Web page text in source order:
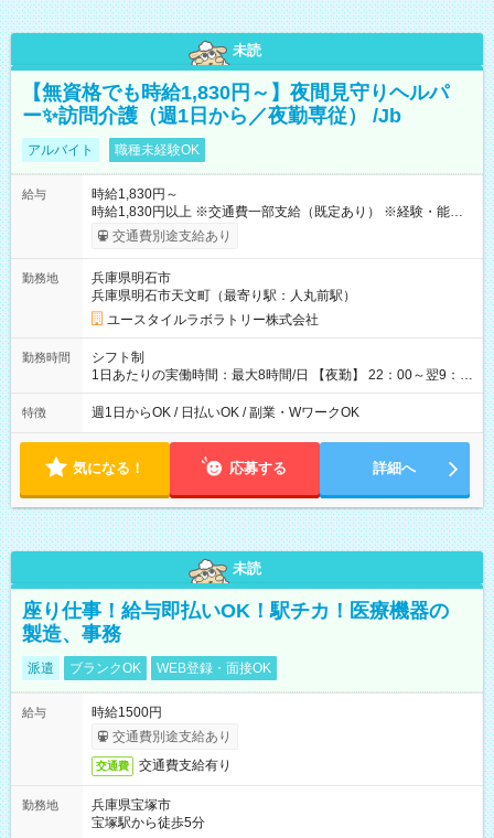
未読
【無資格でも時給1,830円～】夜間見守りヘルパ
ー✨訪問介護（週1日から／夜勤専従） /Jb
アルバイト 職種未経験OK
給与
時給1,830円～
時給1,830円以上 ※交通費一部支給（既定あり） ※経験・能力を
考慮して決定します 【収入例】 週1回勤務の場合：1,830円×8時
間×4回=5万8,560円 週3回勤務の場合：1,830円×8時間×12回
月 ※ 雇用形態と給与に、本採用時と異なる部分があります。 雇
用形態：本採用時と同じです。 給与：時給 1,550円以上
交通費別途支給あり
勤務地
兵庫県明石市
兵庫県明石市天文町（最寄り駅：人丸前駅）
ユースタイルラボラトリー株式会社
勤務時間
シフト制
1日あたりの実働時間：最大8時間/日 【夜勤】 22：00～翌9：
00 ※週1日～OK ／ 夜勤専従 ＊＊ 勤務時間例 ＊＊ ■22時か
ら翌7時 ■23時から翌8時 ■24時から翌9時 など ※上記の時間
ます。 ※曜日固定（毎週同じ曜日での勤務となります）
特徴 週1日からOK / 日払いOK / 副業・WワークOK
気になる！ 応募する 詳細へ
未読
座り仕事！給与即払いOK！駅チカ！医療機器の
製造、事務
派遣 ブランクOK WEB登録・面接OK
給与
時給1500円
交通費別途支給あり
交通費 交通費支給有り
勤務地
兵庫県宝塚市
宝塚駅から徒歩5分